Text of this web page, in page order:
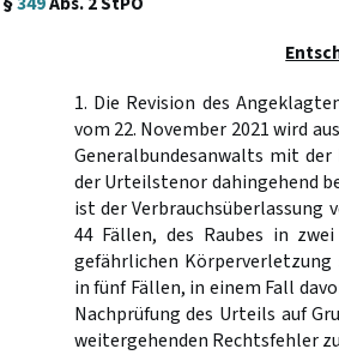
1. Die Revision des
vom 22. November 2021 wird
Generalbundesanwalts mit
der Urteilstenor dahingehend
ist der
44 Fällen, des Raubes in
gefährlichen
in fünf Fällen, in einem Fall
Nachprüfung des Urteils auf
weitergehenden Rechtsfehler